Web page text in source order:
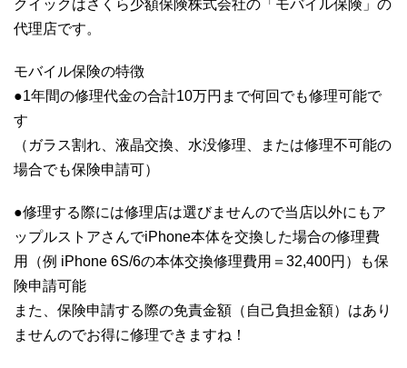
クイックはさくら少額保険株式会社の「モバイル保険」の
代理店です。
モバイル保険の特徴
●1年間の修理代金の合計10万円まで何回でも修理可能で
す
（ガラス割れ、液晶交換、水没修理、または修理不可能の
場合でも保険申請可）
●修理する際には修理店は選びませんので当店以外にもア
ップルストアさんでiPhone本体を交換した場合の修理費
用（例 iPhone 6S/6の本体交換修理費用＝32,400円）も保
険申請可能
また、保険申請する際の免責金額（自己負担金額）はあり
ませんのでお得に修理できますね！